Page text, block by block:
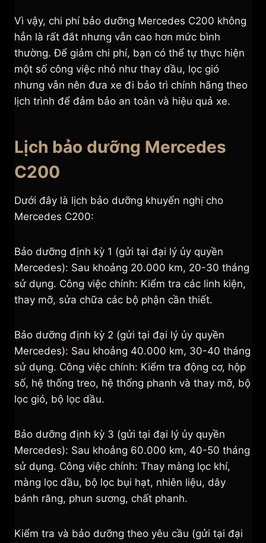
Vì vậy, chi phí bảo dưỡng Mercedes C200 không
hẳn là rất đắt nhưng vẫn cao hơn mức bình
thường. Để giảm chi phí, bạn có thể tự thực hiện
một số công việc nhỏ như thay dầu, lọc gió
nhưng vẫn nên đưa xe đi bảo trì chính hãng theo
lịch trình để đảm bảo an toàn và hiệu quả xe.
Lịch bảo dưỡng Mercedes
C200
Dưới đây là lịch bảo dưỡng khuyến nghị cho
Mercedes C200:
Bảo dưỡng định kỳ 1 (gửi tại đại lý ủy quyền
Mercedes): Sau khoảng 20.000 km, 20-30 tháng
sử dụng. Công việc chính: Kiểm tra các linh kiện,
thay mỡ, sửa chữa các bộ phận cần thiết.
Bảo dưỡng định kỳ 2 (gửi tại đại lý ủy quyền
Mercedes): Sau khoảng 40.000 km, 30-40 tháng
sử dụng. Công việc chính: Kiểm tra động cơ, hộp
số, hệ thống treo, hệ thống phanh và thay mỡ, bộ
lọc gió, bộ lọc dầu.
Bảo dưỡng định kỳ 3 (gửi tại đại lý ủy quyền
Mercedes): Sau khoảng 60.000 km, 40-50 tháng
sử dụng. Công việc chính: Thay màng lọc khí,
màng lọc dầu, bộ lọc bụi hạt, nhiên liệu, dây
bánh răng, phun sương, chất phanh.
Kiểm tra và bảo dưỡng theo yêu cầu (gửi tại đại